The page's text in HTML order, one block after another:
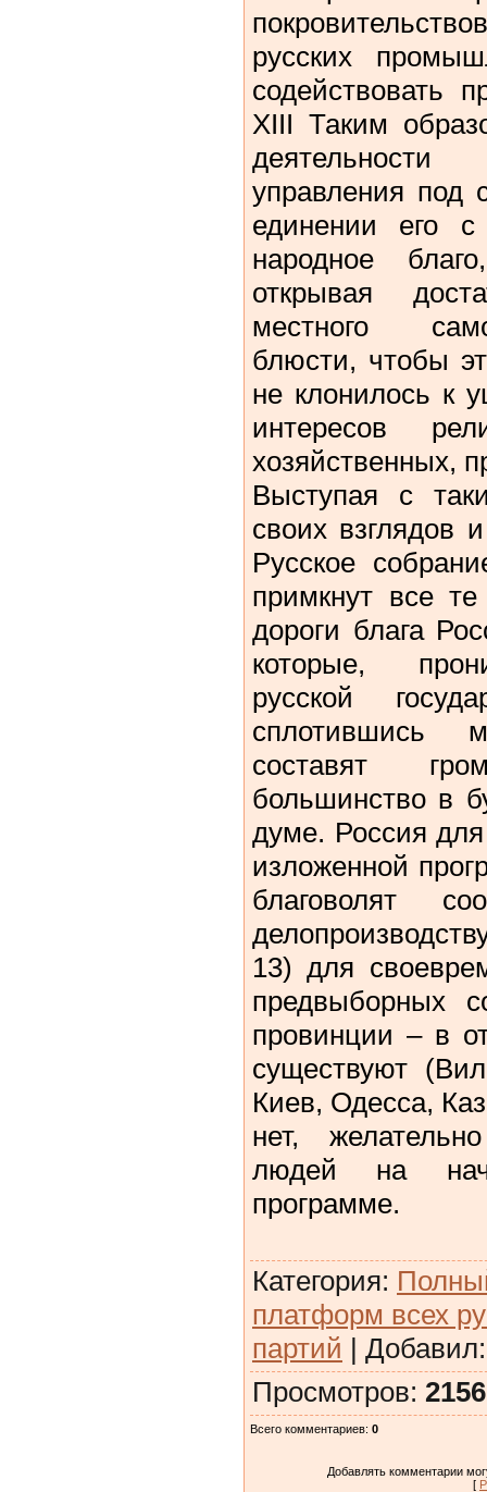
русских
содействовать
ХIII Таким
управления под
единении его
народное
открывая
местного
блюсти, чтобы
не клонилось к
интересов
хозяйственных,
Выступая с
своих взглядов
Русское
примкнут все
дороги блага
которые,
русской
сплотившись
составят
большинство в
думе. Россия
изложенной
благоволят
13) для
предвыборных
провинции – в
существуют
Киев, Одесса,
нет,
людей на
программе.
Категория:
платформ всех
партий | Добавил
Просмотров: 2156
Всего комментариев: 0
Добавлять комментарии
[